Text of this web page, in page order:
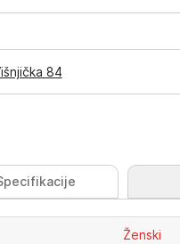
84
Ženski